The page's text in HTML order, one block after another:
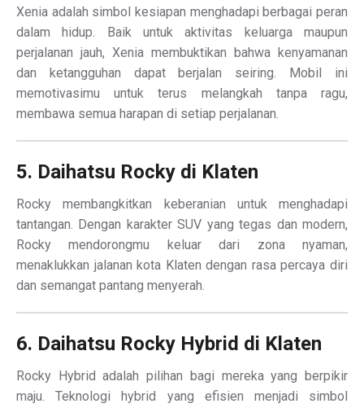
Xenia adalah simbol kesiapan menghadapi berbagai peran
dalam hidup. Baik untuk aktivitas keluarga maupun
perjalanan jauh, Xenia membuktikan bahwa kenyamanan
dan ketangguhan dapat berjalan seiring. Mobil ini
memotivasimu untuk terus melangkah tanpa ragu,
membawa semua harapan di setiap perjalanan.
5. Daihatsu Rocky di Klaten
Rocky membangkitkan keberanian untuk menghadapi
tantangan. Dengan karakter SUV yang tegas dan modern,
Rocky mendorongmu keluar dari zona nyaman,
menaklukkan jalanan kota Klaten dengan rasa percaya diri
dan semangat pantang menyerah.
6. Daihatsu Rocky Hybrid di Klaten
Rocky Hybrid adalah pilihan bagi mereka yang berpikir
maju. Teknologi hybrid yang efisien menjadi simbol